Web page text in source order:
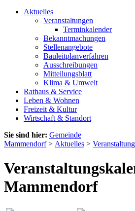
Aktuelles
Veranstaltungen
Terminkalender
Bekanntmachungen
Stellenangebote
Bauleitplanverfahren
Ausschreibungen
Mitteilungsblatt
Klima & Umwelt
Rathaus & Service
Leben & Wohnen
Freizeit & Kultur
Wirtschaft & Standort
Sie sind hier: Gemeinde
Mammendorf> Aktuelles >
Mammendorf